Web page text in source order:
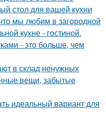
стол для вашей кухни
мы любим в загородной
кухне - гостиной.
- это больше, чем
в склад ненужных
вещи, забытые
идеальный вариант для